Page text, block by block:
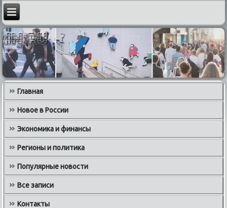
Главная
Новое в России
Экономика и финансы
Регионы и политика
Популярные новости
Все записи
Контакты